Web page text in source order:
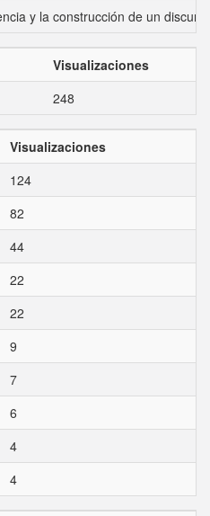
y la construcción de un
Visualizaciones
248
Visualizaciones
124
82
44
22
22
9
7
6
4
4